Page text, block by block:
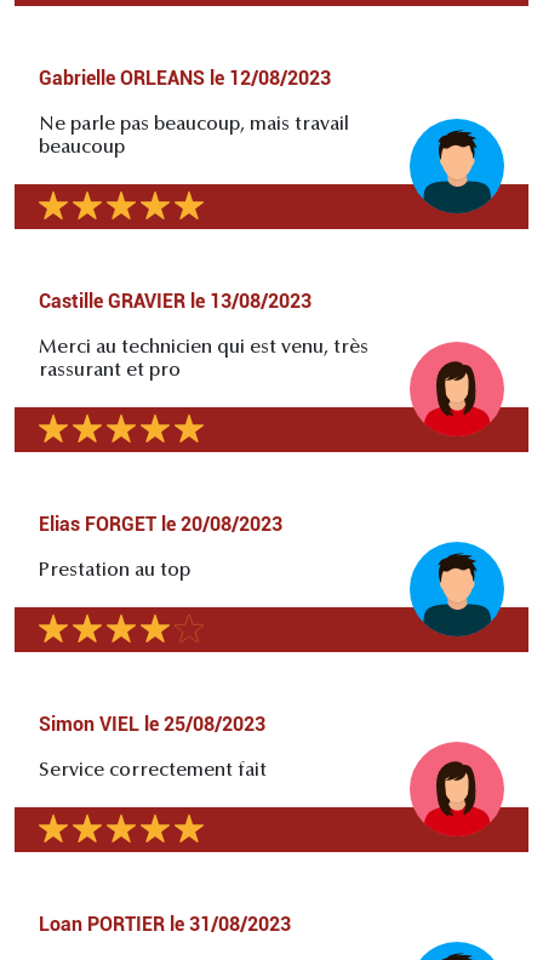
Gabrielle ORLEANS le 12/08/2023
Ne parle pas beaucoup, mais travail
beaucoup
Castille GRAVIER le 13/08/2023
Merci au technicien qui est venu, très
rassurant et pro
Elias FORGET le 20/08/2023
Prestation au top
Simon VIEL le 25/08/2023
Service correctement fait
Loan PORTIER le 31/08/2023